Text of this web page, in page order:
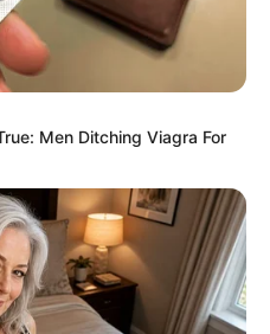
Men Ditching Viagra For